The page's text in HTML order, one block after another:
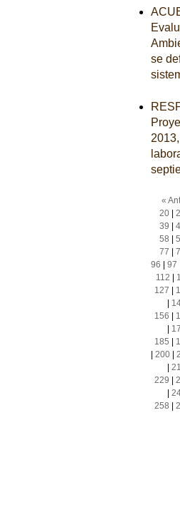
se
«
20|
39
58
77
96
97
112
127
156
185
200|
229
258